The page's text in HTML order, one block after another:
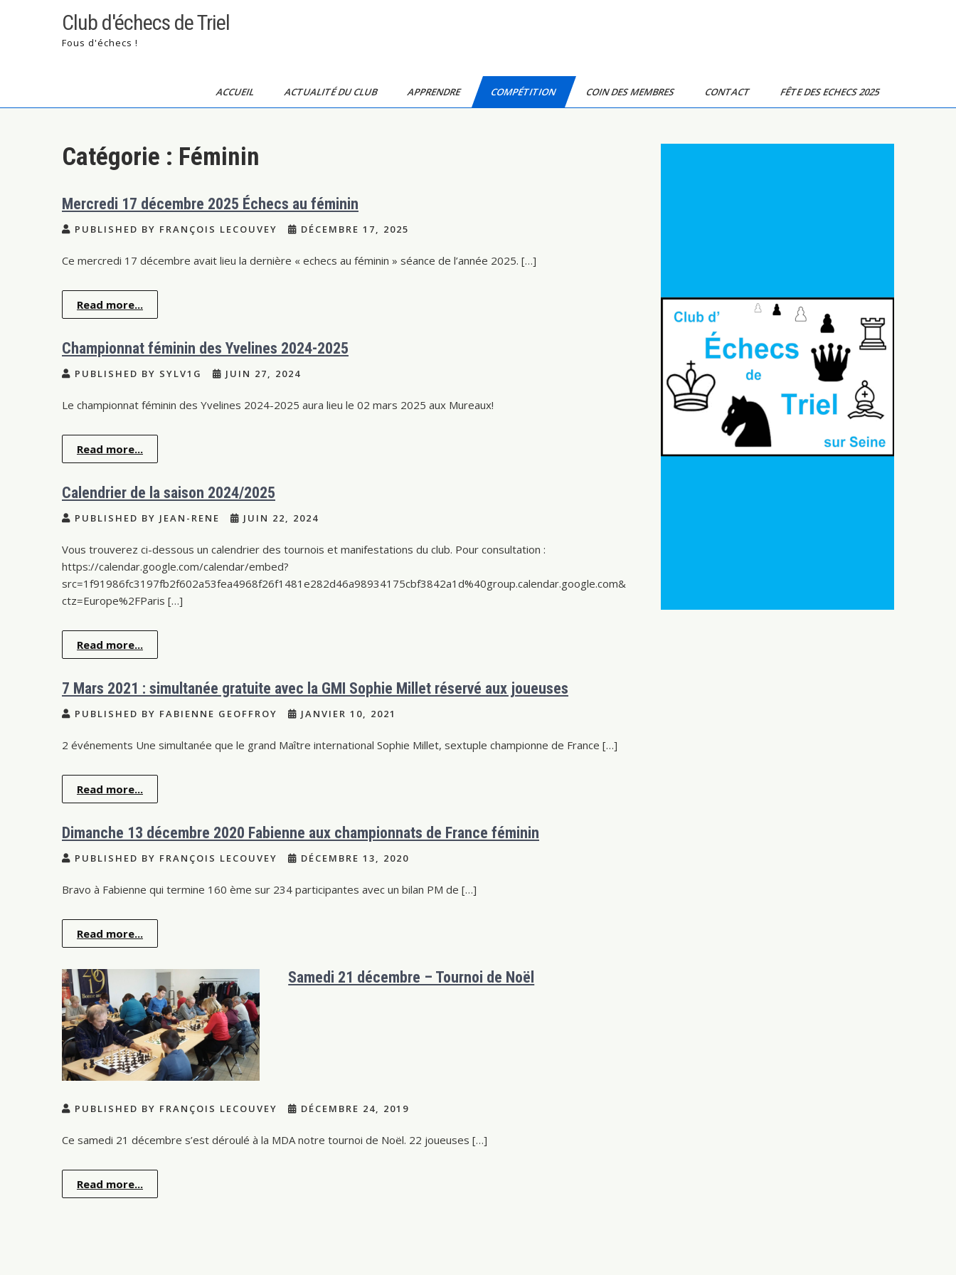
Club d'échecs de Triel
Fous d'échecs !
ACCUEIL ACTUALITÉ DU CLUB APPRENDRE COMPÉTITION COIN DES MEMBRES CONTACT FÊTE DES ECHECS 2025
Catégorie : Féminin
Mercredi 17 décembre 2025 Échecs au féminin
PUBLISHED BY FRANÇOIS LECOUVEY DÉCEMBRE 17, 2025
Ce mercredi 17 décembre avait lieu la dernière « echecs au féminin » séance de l’année 2025. […]
Read more...
Championnat féminin des Yvelines 2024-2025
PUBLISHED BY SYLV1G JUIN 27, 2024
Le championnat féminin des Yvelines 2024-2025 aura lieu le 02 mars 2025 aux Mureaux!
Read more...
Calendrier de la saison 2024/2025
PUBLISHED BY JEAN-RENE JUIN 22, 2024
Vous trouverez ci-dessous un calendrier des tournois et manifestations du club. Pour consultation :
https://calendar.google.com/calendar/embed?
src=1f91986fc3197fb2f602a53fea4968f26f1481e282d46a98934175cbf3842a1d%40group.calendar.google.com&
ctz=Europe%2FParis […]
Read more...
7 Mars 2021 : simultanée gratuite avec la GMI Sophie Millet réservé aux joueuses
PUBLISHED BY FABIENNE GEOFFROY JANVIER 10, 2021
2 événements Une simultanée que le grand Maître international Sophie Millet, sextuple championne de France […]
Read more...
Dimanche 13 décembre 2020 Fabienne aux championnats de France féminin
PUBLISHED BY FRANÇOIS LECOUVEY DÉCEMBRE 13, 2020
Bravo à Fabienne qui termine 160 ème sur 234 participantes avec un bilan PM de […]
Read more...
Samedi 21 décembre – Tournoi de Noël
PUBLISHED BY FRANÇOIS LECOUVEY DÉCEMBRE 24, 2019
Ce samedi 21 décembre s’est déroulé à la MDA notre tournoi de Noël. 22 joueuses […]
Read more...